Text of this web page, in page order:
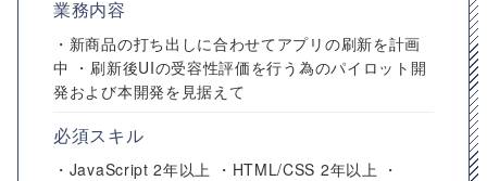
業務内容
・新商品の打ち出しに合わせてアプリの刷新を計画
中 ・刷新後UIの受容性評価を行う為のパイロット開
発および本開発を見据えて
必須スキル
・JavaScript 2年以上 ・HTML/CSS 2年以上 ・